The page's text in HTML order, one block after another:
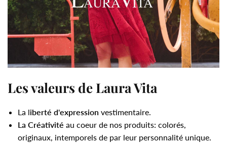
Les valeurs de Laura Vita
La liberté d'expression vestimentaire.
La Créativité au coeur de nos produits: colorés,
originaux, intemporels de par leur personnalité unique.